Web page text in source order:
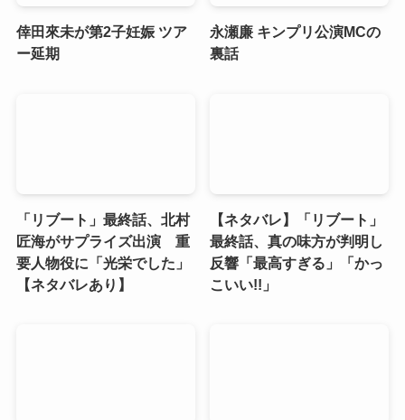
倖田來未が第2子妊娠 ツア
ー延期
永瀬廉 キンプリ公演MCの
裏話
「リブート」最終話、北村
匠海がサプライズ出演 重
要人物役に「光栄でした」
【ネタバレあり】
【ネタバレ】「リブート」
最終話、真の味方が判明し
反響「最高すぎる」「かっ
こいい!!」